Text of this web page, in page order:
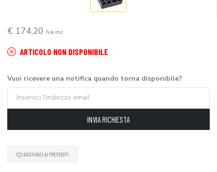
€ 174,20 Iva inc.
ARTICOLO NON DISPONIBILE
Vuoi ricevere una notifica quando torna disponibile?
INVIA RICHIESTA
AGGIUNGI AI PREFERITI